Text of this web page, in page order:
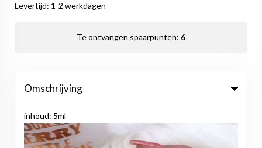
Levertijd: 1-2 werkdagen
Te ontvangen spaarpunten: 6
Omschrijving
inhoud: 5ml